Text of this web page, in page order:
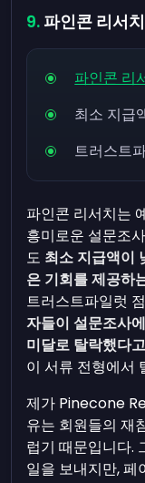
파인콘 리서치
파인콘 리
최소 지급
트러스트
파인콘 리서치는
흥미로운 설문조
도 최소 지급액이
은 기회를 제공하
트러스트파일럿
자들이 설문조사
미달로 탈락했다
이 서류 전형에서
제가 Pinecone
유는 회원들의 재
럽기 때문입니다.
일을 보내지만,